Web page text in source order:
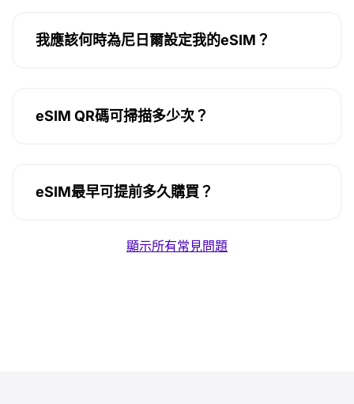
我應該何時為尼日爾設定我的eSIM？
eSIM QR碼可掃描多少次？
eSIM最早可提前多久購買？
顯示所有常見問題